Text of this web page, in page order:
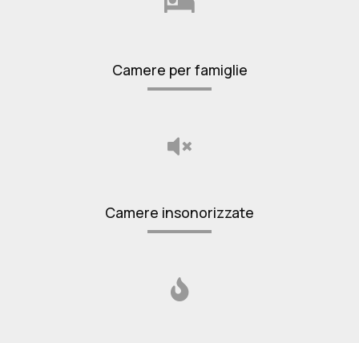
Camere per famiglie
Camere insonorizzate